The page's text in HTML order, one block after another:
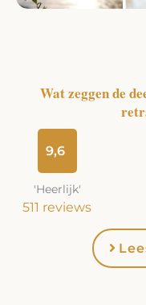
Wat zeggen de
9,6
'Heerlijk'
511 reviews